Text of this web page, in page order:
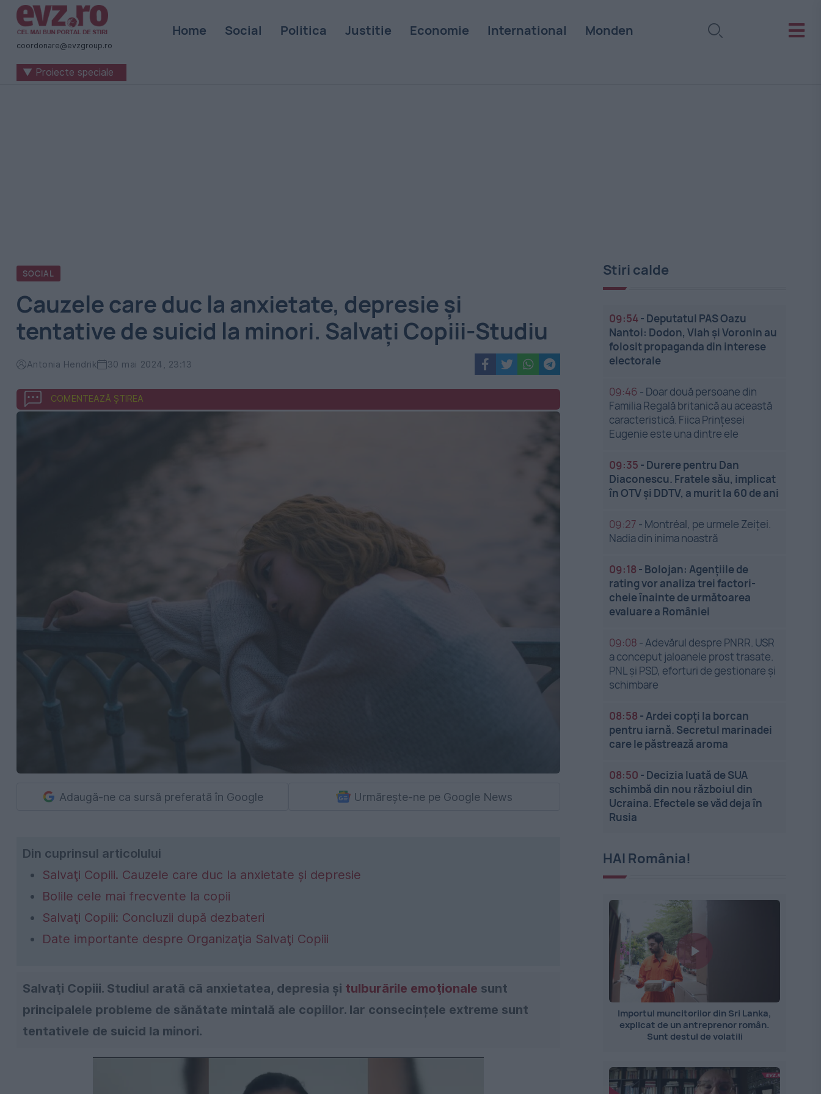
Știri
naționale
internaționale
coordonare@evzgroup.ro
Home Social Politica Justitie Economie International Monden
▼ Proiecte speciale
SOCIAL
Cauzele care duc la anxietate, depresie și
tentative de suicid la minori. Salvaţi Copiii-Studiu
Antonia Hendrik 30 mai 2024, 23:13
COMENTEAZĂ ȘTIREA
Adaugă-ne ca sursă preferată în Google Urmărește-ne pe Google News
Din cuprinsul articolului
Salvaţi Copiii. Cauzele care duc la anxietate și depresie
Bolile cele mai frecvente la copii
Salvaţi Copiii: Concluzii după dezbateri
Date importante despre Organizaţia Salvaţi Copiii
Salvaţi Copiii. Studiul arată că anxietatea, depresia şi tulburările emoţionale sunt
principalele probleme de sănătate mintală ale copiilor. Iar consecințele extreme sunt
tentativele de suicid la minori.
Stiri calde
09:54- Deputatul PAS Oazu
Nantoi: Dodon, Vlah și Voronin au
folosit propaganda din interese
electorale
09:46 - Doar două persoane din
Familia Regală britanică au această
caracteristică. Fiica Prințesei
Eugenie este una dintre ele
09:35 - Durere pentru Dan
Diaconescu. Fratele său, implicat
în OTV și DDTV, a murit la 60 de ani
09:27 - Montréal, pe urmele Zeiței.
Nadia din inima noastră
09:18 - Bolojan: Agențiile de
rating vor analiza trei factori-
cheie înainte de următoarea
evaluare a României
09:08 -Adevărul despre PNRR. USR
a conceput jaloanele prost trasate.
PNL și PSD, eforturi de gestionare și
schimbare
08:58 -Ardei copți la borcan
pentru iarnă. Secretul marinadei
care le păstrează aroma
08:50 - Decizia luată de SUA
schimbă din nou războiul din
Ucraina. Efectele se văd deja în
Rusia
HAI România!
Importul muncitorilor din Sri Lanka,
explicat de un antreprenor român.
Sunt destul de volatili